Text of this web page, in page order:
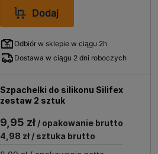
Dodaj
Odbiór w sklepie w ciągu 2h
Dostawa w ciągu 2 dni roboczych
Szpachelki do silikonu Silifex
zestaw 2 sztuk
9,95 zł / opakowanie brutto
4,98 zł / sztuka brutto